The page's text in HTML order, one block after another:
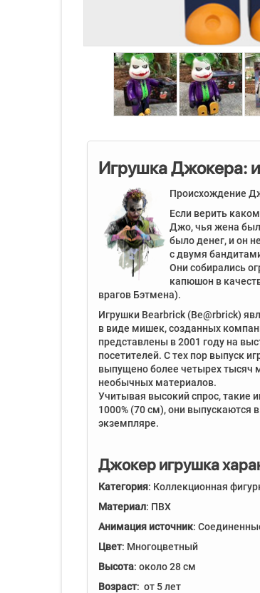
Игрушка Джокера:
Происхождение
Если верить
Джо, чья жена
было денег, и он
с двумя
Они собирались
капюшон в
врагов Бэтмена).
Игрушки Bearbrick (Be@rbrick)
в виде мишек, созданных
представлены в 2001 году на
посетителей. С тех пор выпуск
выпущено более четырех тысяч
необычных материалов.
Учитывая высокий спрос, такие
1000% (70 см), они выпускаются
экземпляре.
Джокер игрушка
Категория: Коллекционная
Материал: ПВХ
Анимация источник:
Цвет: Многоцветный
Высота: около 28 см
Возраст: от 5 лет